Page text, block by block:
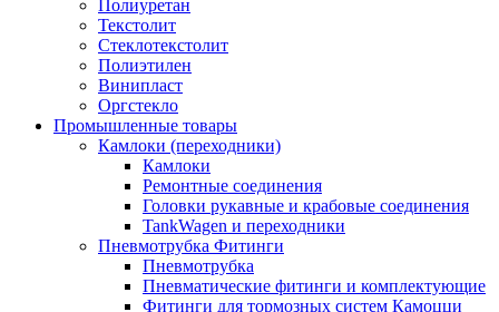
Полиуретан
Текстолит
Стеклотекстолит
Полиэтилен
Винипласт
Оргстекло
Промышленные товары
Камлоки (переходники)
Камлоки
Ремонтные соединения
Головки рукавные и крабовые соединения
TankWagen и переходники
Пневмотрубка Фитинги
Пневмотрубка
Пневматические фитинги и комплектующие
Фитинги для тормозных систем Камоцци